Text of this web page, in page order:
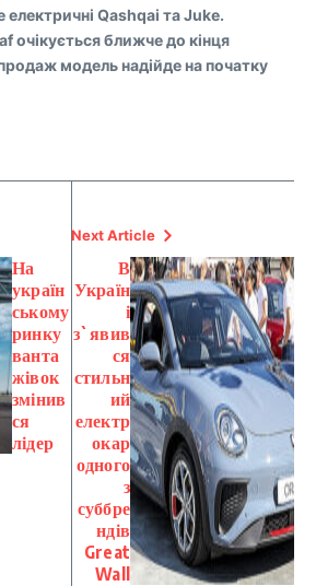
Qashqai та Juke.
очікується ближче до кінця
модель надійде на початку
На
україн
ському
ринку
ванта
жівок
змінив
ся
лідер
Next Article
В
Україн
і
з`явив
ся
стильн
ий
електр
окар
одного
з
суббре
ндів
Great
Wall